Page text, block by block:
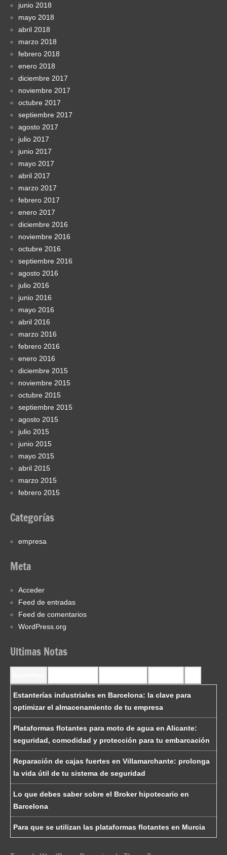
junio 2018
mayo 2018
abril 2018
marzo 2018
febrero 2018
enero 2018
diciembre 2017
noviembre 2017
octubre 2017
septiembre 2017
agosto 2017
julio 2017
junio 2017
mayo 2017
abril 2017
marzo 2017
febrero 2017
enero 2017
diciembre 2016
noviembre 2016
octubre 2016
septiembre 2016
agosto 2016
julio 2016
junio 2016
mayo 2016
abril 2016
marzo 2016
febrero 2016
enero 2016
diciembre 2015
noviembre 2015
octubre 2015
septiembre 2015
agosto 2015
julio 2015
junio 2015
mayo 2015
abril 2015
marzo 2015
febrero 2015
Categorías
empresa
Meta
Acceder
Feed de entradas
Feed de comentarios
WordPress.org
Ultimas Notas
Estanterías industriales en Barcelona: la clave para
optimizar el almacenamiento de tu empresa
Plataformas flotantes para moto de agua en Alicante:
seguridad, comodidad y protección para tu embarcación
Reparación de cajas fuertes en Villamarchante: prolonga
la vida útil de tu sistema de seguridad
Lo que debes saber sobre el Broker hipotecario en
Barcelona
Para que se utilizan las plataformas flotantes en Murcia